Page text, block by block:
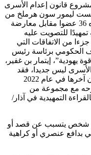
قانون إعدام الأسرى
ليمور سون هرملخ من
حزب “عوتسما يهوديت”، بعد تصويتٍ أيده 36 عضوا مقابل معارضة
تمهيدًا للتصويت عليه
جزءا من الاتفاقات التي
الحكومي برئاسة رئيس
يهودية”، إيتمار بن غفير،
الأسرى ليس جديدا، فقد
طرح مراراً خلال السنوات الماضية، وكان آخرها في عام 2022
مع مجموعة من
التمهيدية في آذار/
شخص يتسبب عن قصد أو
بدافع عنصري أو كراهية